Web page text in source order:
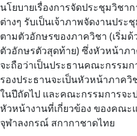
นโยบายเรื่องการจัดประชุมวิช
ต่างๆ รับเป็นเจ้าภาพจัดงานประ
ตามตัวอักษรของภาควิชา (เริ่มด้
ตัวอักษรตัวสุดท้าย) ซึ่งหัวหน้าภ
จะถือว่าเป็นประธานคณะกรรม
รองประธานจะเป็นหัวหน้าภาควิ
ในปีถัดไป และคณะกรรมการจ
หัวหน้างานที่เกี่ยวข้อง ของคณะ
จุฬาลงกรณ์ สกากาชาดไทย